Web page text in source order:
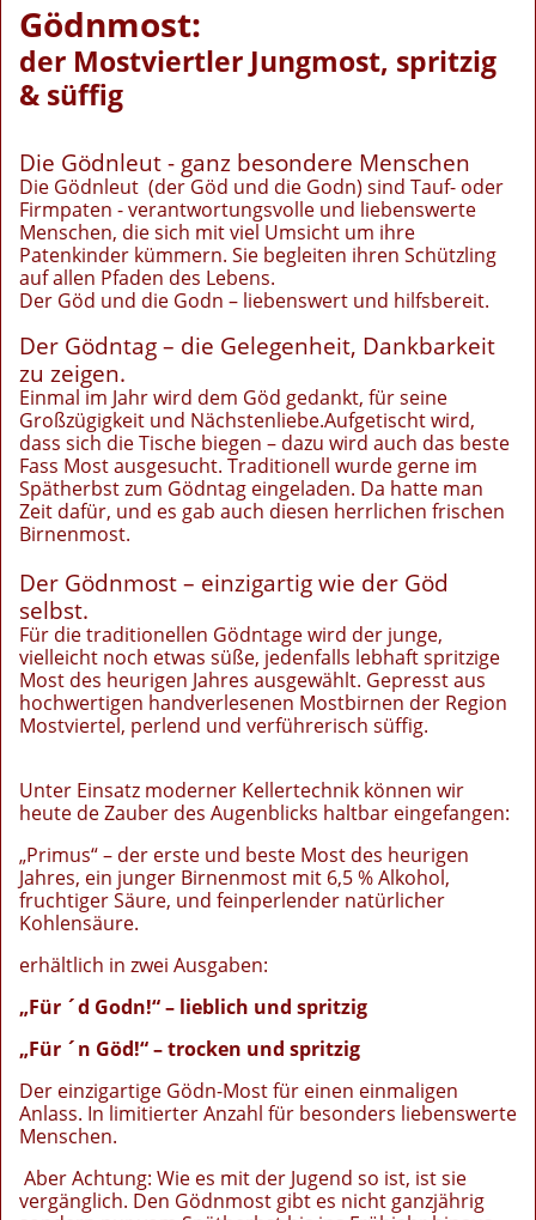
Gödnmost:
der Mostviertler Jungmost, spritzig
& süffig
Die Gödnleut - ganz besondere Menschen
Die Gödnleut (der Göd und die Godn) sind Tauf- oder
Firmpaten - verantwortungsvolle und liebenswerte
Menschen, die sich mit viel Umsicht um ihre
Patenkinder kümmern. Sie begleiten ihren Schützling
auf allen Pfaden des Lebens.
Der Göd und die Godn – liebenswert und hilfsbereit.
Der Gödntag – die Gelegenheit, Dankbarkeit
zu zeigen.
Einmal im Jahr wird dem Göd gedankt, für seine
Großzügigkeit und Nächstenliebe.Aufgetischt wird,
dass sich die Tische biegen – dazu wird auch das beste
Fass Most ausgesucht. Traditionell wurde gerne im
Spätherbst zum Gödntag eingeladen. Da hatte man
Zeit dafür, und es gab auch diesen herrlichen frischen
Birnenmost.
Der Gödnmost – einzigartig wie der Göd
selbst.
Für die traditionellen Gödntage wird der junge,
vielleicht noch etwas süße, jedenfalls lebhaft spritzige
Most des heurigen Jahres ausgewählt. Gepresst aus
hochwertigen handverlesenen Mostbirnen der Region
Mostviertel, perlend und verführerisch süffig.
Unter Einsatz moderner Kellertechnik können wir
heute de Zauber des Augenblicks haltbar eingefangen:
„Primus“ – der erste und beste Most des heurigen
Jahres, ein junger Birnenmost mit 6,5 % Alkohol,
fruchtiger Säure, und feinperlender natürlicher
Kohlensäure.
erhältlich in zwei Ausgaben:
„Für ´d Godn!“ – lieblich und spritzig
„Für ´n Göd!“ – trocken und spritzig
Der einzigartige Gödn-Most für einen einmaligen
Anlass. In limitierter Anzahl für besonders liebenswerte
Menschen.
Aber Achtung: Wie es mit der Jugend so ist, ist sie
vergänglich. Den Gödnmost gibt es nicht ganzjährig